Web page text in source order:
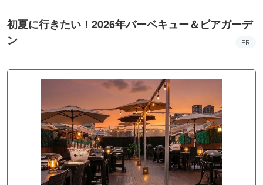
初夏に行きたい！2026年バーベキュー＆ビアガーデ
ン
PR